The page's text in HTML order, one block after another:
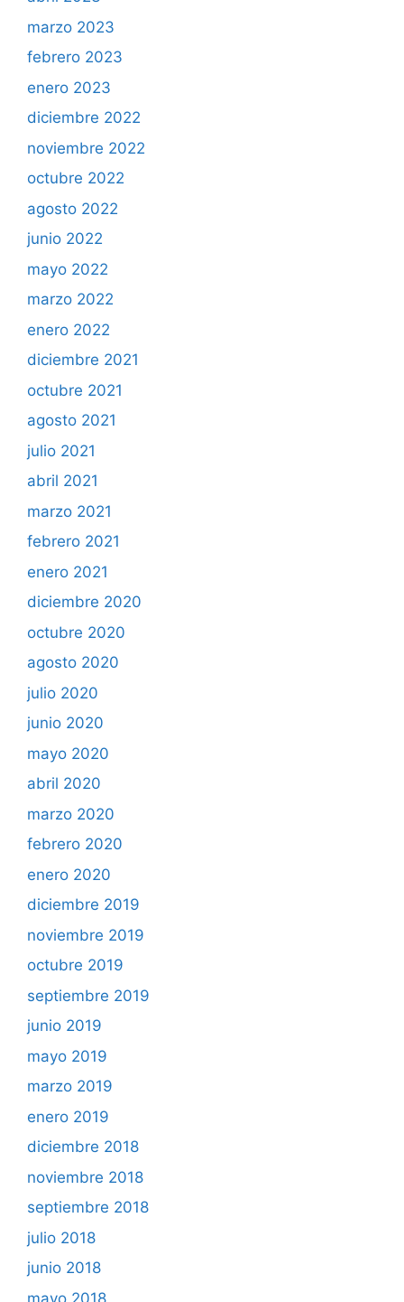
marzo 2023
febrero 2023
enero 2023
diciembre 2022
noviembre 2022
octubre 2022
agosto 2022
junio 2022
mayo 2022
marzo 2022
enero 2022
diciembre 2021
octubre 2021
agosto 2021
julio 2021
abril 2021
marzo 2021
febrero 2021
enero 2021
diciembre 2020
octubre 2020
agosto 2020
julio 2020
junio 2020
mayo 2020
abril 2020
marzo 2020
febrero 2020
enero 2020
diciembre 2019
noviembre 2019
octubre 2019
septiembre 2019
junio 2019
mayo 2019
marzo 2019
enero 2019
diciembre 2018
noviembre 2018
septiembre 2018
julio 2018
junio 2018
mayo 2018